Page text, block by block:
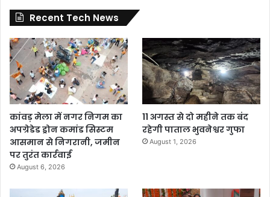
Recent Tech News
कांवड़ मेला में नगर निगम का
अपग्रेडेड ड्रोन कमांड सिस्टम
आसमान से निगरानी, जमीन
पर तुरंत कार्रवाई
August 6, 2026
11 अगस्त से दो महीने तक बंद
रहेगी पाताल भुवनेश्वर गुफा
August 1, 2026